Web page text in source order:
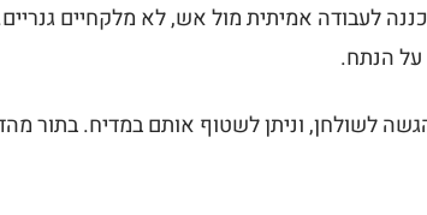
לעבודה אמיתית מול אש, לא מלקחיים
על הנתח.
לשולחן, וניתן לשטוף אותם במדיח. בתור